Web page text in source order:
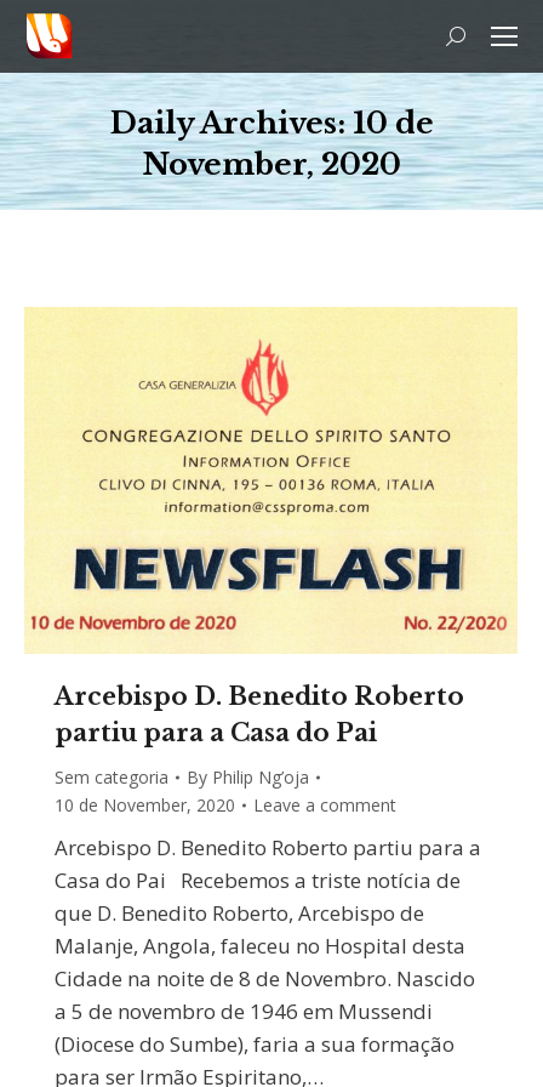
Search:
Daily Archives:10 de
November, 2020
You are here:
Arcebispo D. Benedito Roberto
partiu para a Casa do Pai
Sem categoria By Philip Ng’oja
10 de November, 2020
Leave a comment
Arcebispo D. Benedito Roberto partiu para a
Casa do Pai Recebemos a triste notícia de
que D. Benedito Roberto, Arcebispo de
Malanje, Angola, faleceu no Hospital desta
Cidade na noite de 8 de Novembro. Nascido
a 5 de novembro de 1946 em Mussendi
(Diocese do Sumbe), faria a sua formação
para ser Irmão Espiritano,…